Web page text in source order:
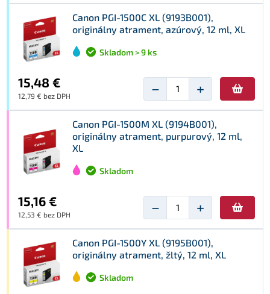
Canon PGI-1500C XL (9193B001),
originálny atrament, azúrový, 12 ml, XL
Skladom > 9 ks
15,48 €
12,79 € bez DPH − +
Canon PGI-1500M XL (9194B001),
originálny atrament, purpurový, 12 ml,
XL
Skladom
15,16 €
12,53 € bez DPH − +
Canon PGI-1500Y XL (9195B001),
originálny atrament, žltý, 12 ml, XL
Skladom